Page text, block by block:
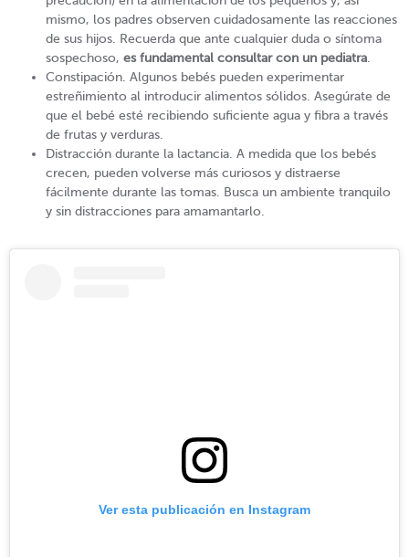
mismo, los padres observen cuidadosamente las reacciones
de sus hijos. Recuerda que ante cualquier duda o síntoma
sospechoso, es fundamental consultar con un pediatra
Constipación. Algunos bebés pueden experimentar
estreñimiento al introducir alimentos sólidos. Asegúrate de
que el bebé esté recibiendo suficiente agua y fibra a través
de frutas y verduras.
Distracción durante la lactancia. A medida que los bebés
crecen, pueden volverse más curiosos y distraerse
fácilmente durante las tomas. Busca un ambiente tranquilo
y sin distracciones para amamantarlo.
Ver esta publicación en Instagram